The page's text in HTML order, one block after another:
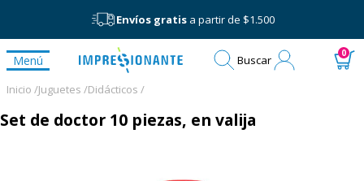
Envíos gratisa partir de $1.500
Menú Buscar 0
Inicio /Juguetes /Didácticos /
Set de doctor 10 piezas, en valija